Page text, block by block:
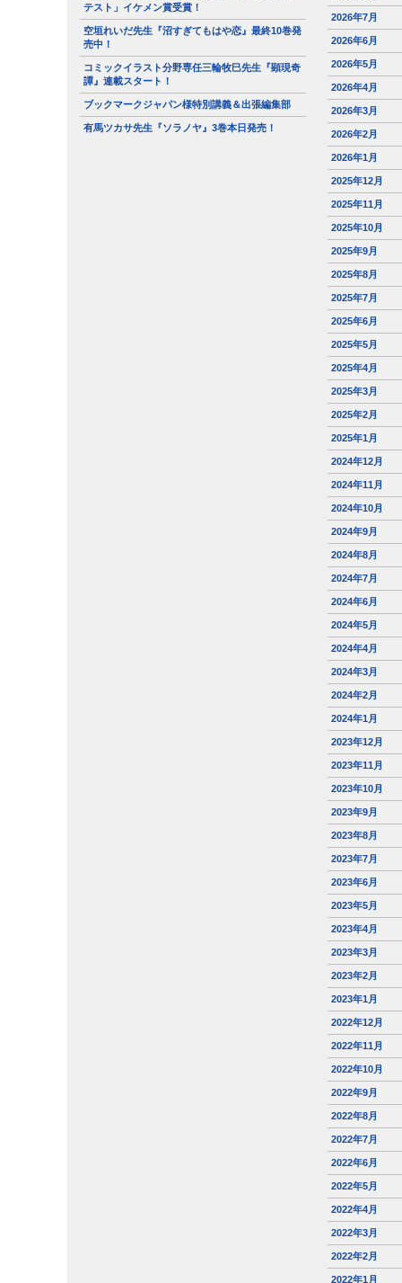
テスト」イケメン賞受賞！
空垣れいだ先生『沼すぎてもはや恋』最終10巻発
売中！
コミックイラスト分野専任三輪牧巳先生『顕現奇
譚』連載スタート！
ブックマークジャパン様特別講義＆出張編集部
有馬ツカサ先生『ソラノヤ』3巻本日発売！
2026年7月
2026年6月
2026年5月
2026年4月
2026年3月
2026年2月
2026年1月
2025年12月
2025年11月
2025年10月
2025年9月
2025年8月
2025年7月
2025年6月
2025年5月
2025年4月
2025年3月
2025年2月
2025年1月
2024年12月
2024年11月
2024年10月
2024年9月
2024年8月
2024年7月
2024年6月
2024年5月
2024年4月
2024年3月
2024年2月
2024年1月
2023年12月
2023年11月
2023年10月
2023年9月
2023年8月
2023年7月
2023年6月
2023年5月
2023年4月
2023年3月
2023年2月
2023年1月
2022年12月
2022年11月
2022年10月
2022年9月
2022年8月
2022年7月
2022年6月
2022年5月
2022年4月
2022年3月
2022年2月
2022年1月